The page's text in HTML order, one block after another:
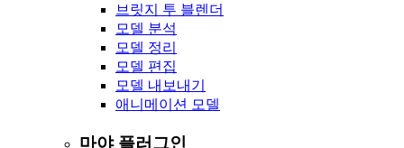
브릿지 투 블렌더
모델 분석
모델 정리
모델 편집
모델 내보내기
애니메이션 모델
마야 플러그인